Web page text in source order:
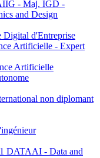
- Maj. IGD -
and Design
d'Entreprise
Artificielle - Expert
Artificielle
non diplomant
DATAAI - Data and